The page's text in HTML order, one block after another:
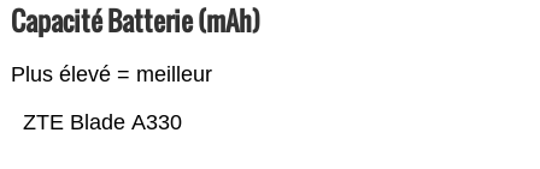
Capacité Batterie (mAh)
Plus élevé = meilleur
ZTE Blade A330